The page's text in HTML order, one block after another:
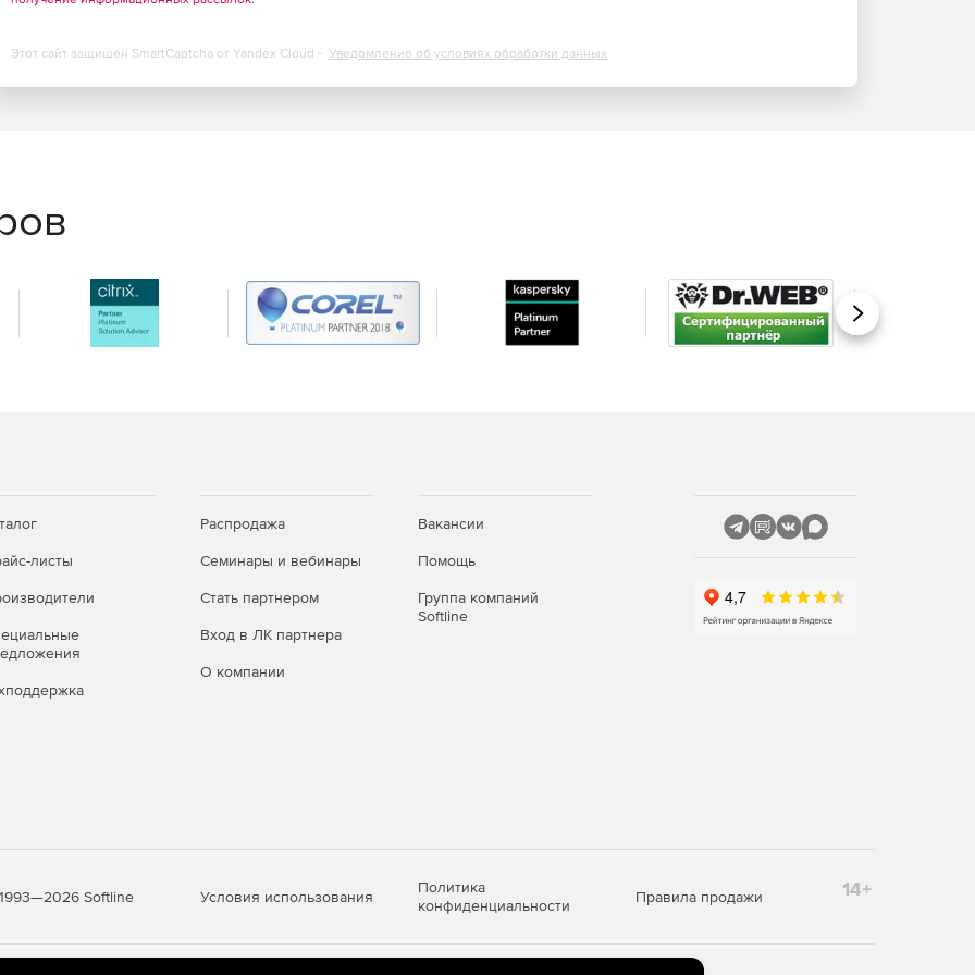
для управления светофорами, шлагбаумами,
На каждом этапе оператор выполняет определенные
невозможен. При необходимости предусмотрен
пользователей по 4 уровням – от оператора до
событиях – начале и окончании смены оператора,
данных, авариях оборудования. Изменять или
уровня доступа. В программе автоматически
Этот сайт защищен SmartCaptcha от Yandex Cloud - Уведомление об условиях обработки данных
Вперед
листы
Распродажа
Семинары и вебинары
Стать партнером
Вход в ЛК партнера
О компании
Вакансии
Помощь
Группа компаний
Softline
Softline Условия использования
Политика
конфиденциальности
Правила продажи 14+